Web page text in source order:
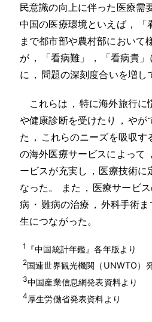
民意識の向上に伴った医療需
中国の医療環境といえば ，
まで都市部や農村部において
が ， 「看病難」 ，
「看病貴
に ， 問題の深刻度合いを増し
これらは ， 特に海外旅行に
や健康診断を受けたり
， やが
た ， これらのニーズを吸収
の海外医療サービスによって
ービスが充実し ， 医療技術に
なった 。 また ， 医療サービ
病 ・ 難病の治療 ， 外科手術
生につながった 。
1 『中国統計年鑑』各年版より
2国連世界観光機関（UNWTO）
3中国産業信息網発表資料より
4厚生労働省発表資料より